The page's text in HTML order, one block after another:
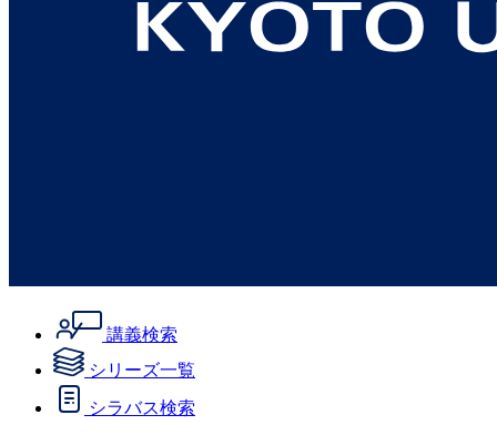
講義検索
シリーズ一覧
シラバス検索